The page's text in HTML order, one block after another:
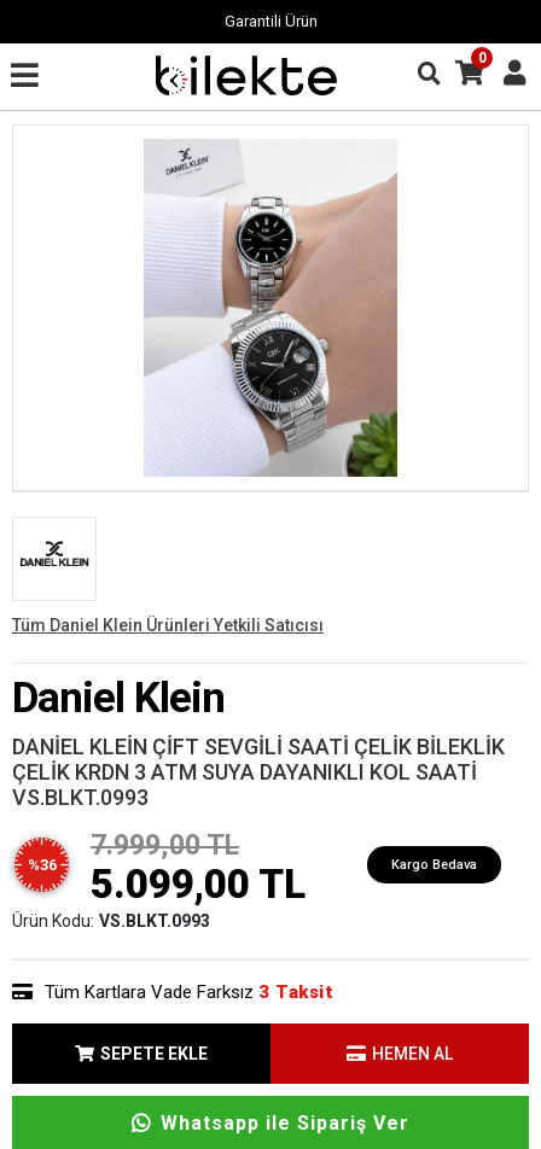
Garantili Ürün
0
Tüm Daniel Klein Ürünleri Yetkili Satıcısı
Daniel Klein
DANİEL KLEİN ÇİFT SEVGİLİ SAATİ ÇELİK BİLEKLİK
ÇELİK KRDN 3 ATM SUYA DAYANIKLI KOL SAATİ
VS.BLKT.0993
%36
7.999,00 TL
5.099,00 TL Kargo Bedava
Ürün Kodu: VS.BLKT.0993
Tüm Kartlara Vade Farksız 3 Taksit
SEPETE EKLE HEMEN AL
Whatsapp ile Sipariş Ver